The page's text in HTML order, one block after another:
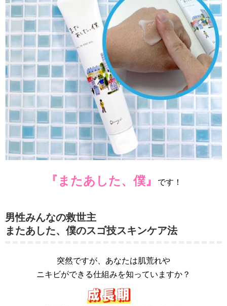
『またあした、僕』 です！
男性みんなの救世主
またあした、僕のスゴ技スキンケア法
突然ですが、あなたは肌荒れや
ニキビができる仕組みを知っていますか？